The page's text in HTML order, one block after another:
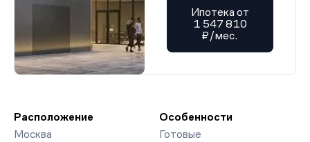
Ипотека от
1 547 810
₽/мес.
Расположение
Москва
Особенности
Готовые